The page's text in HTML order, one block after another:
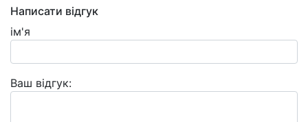
Написати відгук
ім'я
Ваш відгук: